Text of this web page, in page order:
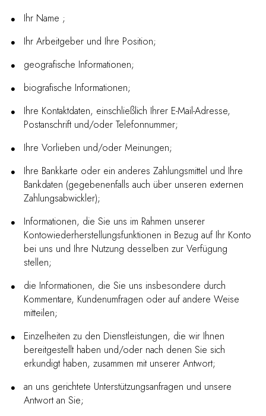
Ihr Name ;
Ihr Arbeitgeber und Ihre Position;
geografische Informationen;
biografische Informationen;
Ihre Kontaktdaten, einschließlich Ihrer E-Mail-Adresse,
Postanschrift und/oder Telefonnummer;
Ihre Vorlieben und/oder Meinungen;
Ihre Bankkarte oder ein anderes Zahlungsmittel und Ihre
Bankdaten (gegebenenfalls auch über unseren externen
Zahlungsabwickler);
Informationen, die Sie uns im Rahmen unserer
Kontowiederherstellungsfunktionen in Bezug auf Ihr Konto
bei uns und Ihre Nutzung desselben zur Verfügung
stellen;
die Informationen, die Sie uns insbesondere durch
Kommentare, Kundenumfragen oder auf andere Weise
mitteilen;
Einzelheiten zu den Dienstleistungen, die wir Ihnen
bereitgestellt haben und/oder nach denen Sie sich
erkundigt haben, zusammen mit unserer Antwort;
an uns gerichtete Unterstützungsanfragen und unsere
Antwort an Sie;